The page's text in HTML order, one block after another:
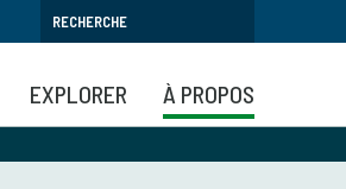
EXPLORER À PROPOS